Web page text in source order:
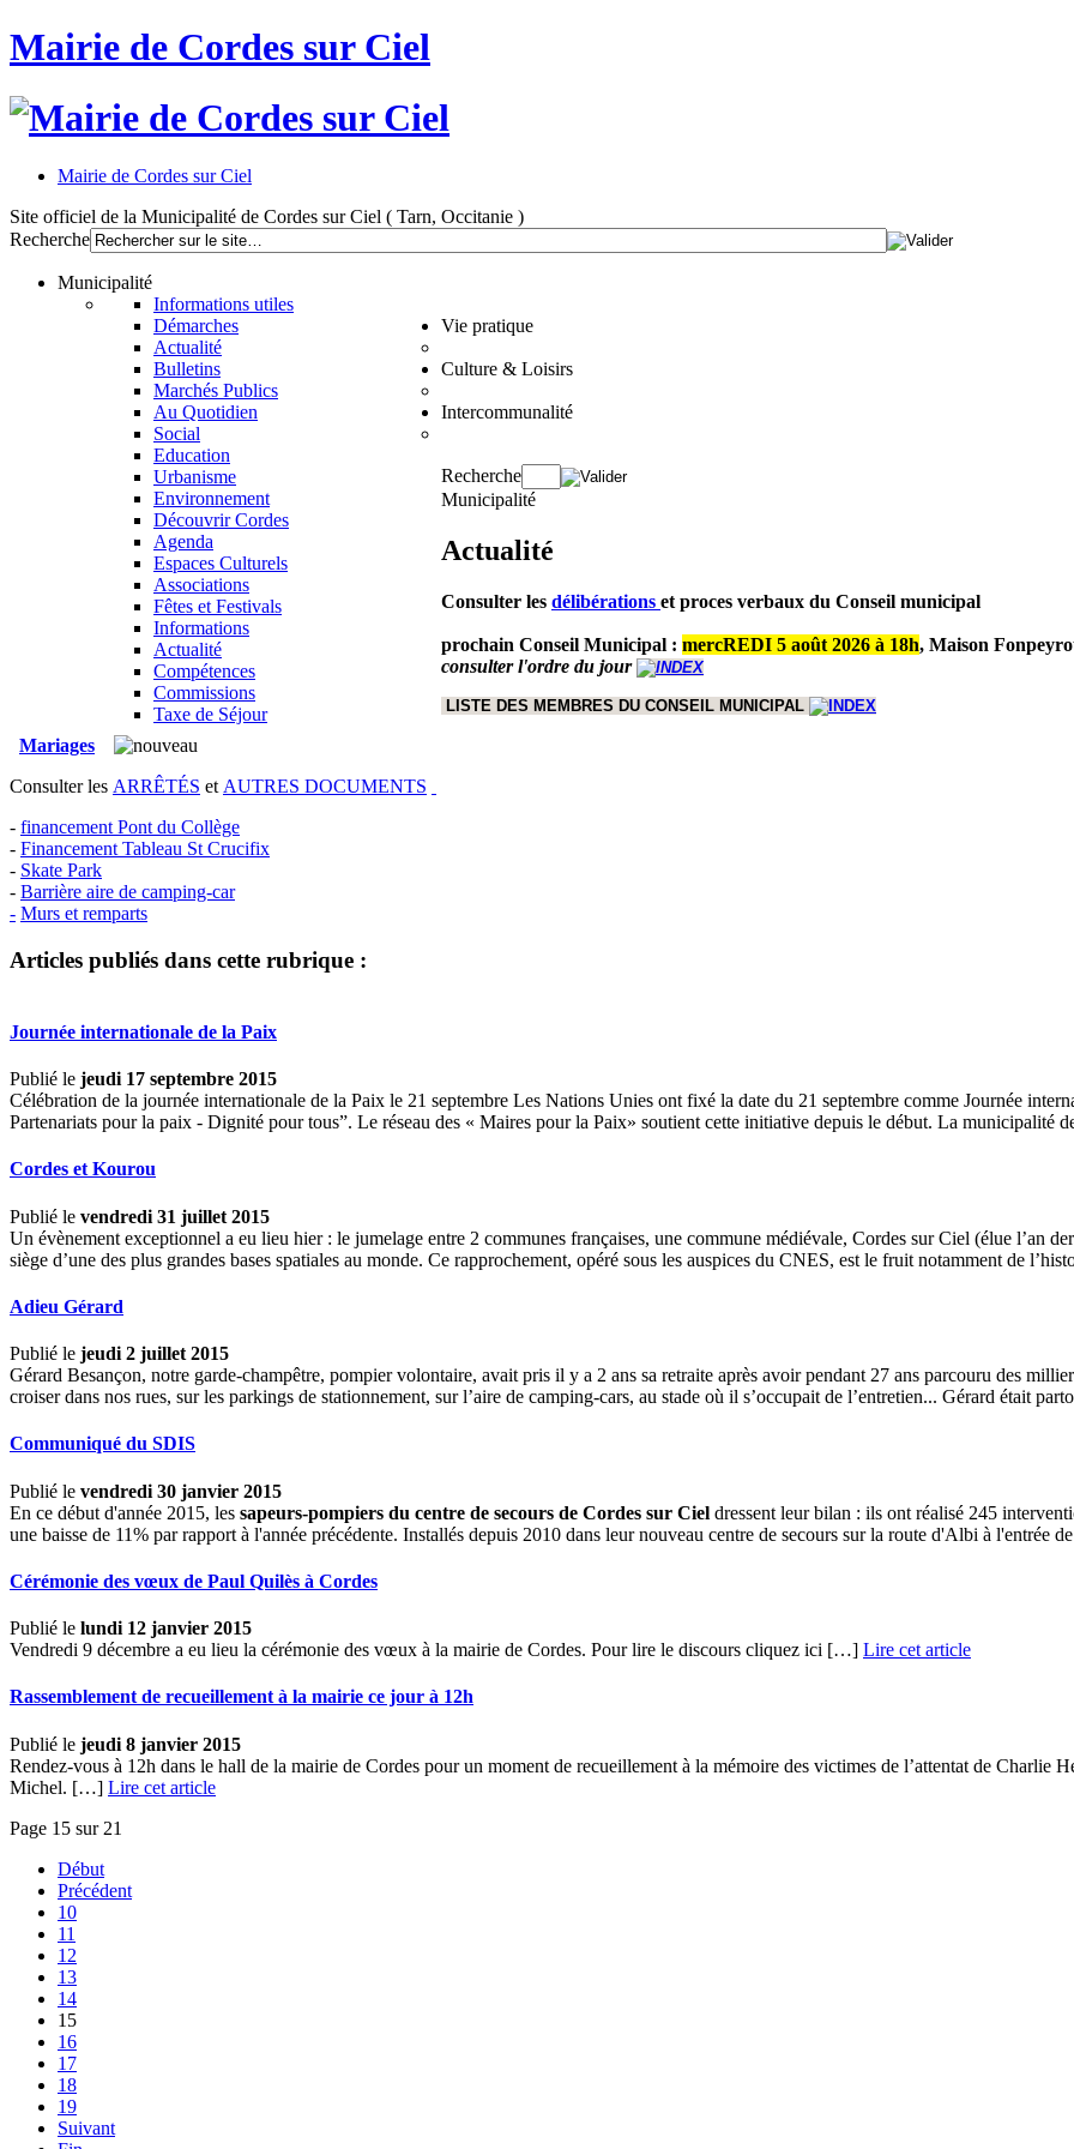
Mairie de Cordes sur Ciel
Mairie de Cordes sur Ciel
Site officiel de la Municipalité de Cordes sur Ciel ( Tarn, Occitanie )
Recherche
Municipalité
Informations utiles
Démarches
Actualité
Bulletins
Marchés Publics
Vie pratique
Au Quotidien
Social
Education
Urbanisme
Environnement
Culture & Loisirs
Découvrir Cordes
Agenda
Espaces Culturels
Associations
Fêtes et Festivals
Intercommunalité
Informations
Actualité
Compétences
Commissions
Taxe de Séjour
Recherche
Municipalité
Actualité
Consulter les délibérations et proces verbaux du Conseil municipal
prochain Conseil Municipal : mercREDI 5 août 2026 à 18h, Maison
consulter l'ordre du jour
LISTE DES MEMBRES DU CONSEIL MUNICIPAL
Mariages
Consulter les ARRÊTÉS et AUTRES DOCUMENTS
- financement Pont du Collège
- Financement Tableau St Crucifix
- Skate Park
- Barrière aire de camping-car
- Murs et remparts
Articles publiés dans cette rubrique :
Journée internationale de la Paix
Publié le jeudi 17 septembre 2015
Célébration de la journée internationale de la Paix le 21 septembre Les Nations Unies ont fixé la date du 21 septembre comme Journée
Partenariats pour la paix - Dignité pour tous”. Le réseau des « Maires pour la Paix» soutient cette initiative depuis le début. La municipalité
Cordes et Kourou
Publié le vendredi 31 juillet 2015
Un évènement exceptionnel a eu lieu hier : le jumelage entre 2 communes françaises, une commune médiévale, Cordes sur Ciel (élue l’an
siège d’une des plus grandes bases spatiales au monde. Ce rapprochement, opéré sous les auspices du CNES, est le fruit notamment de
Adieu Gérard
Publié le jeudi 2 juillet 2015
Gérard Besançon, notre garde-champêtre, pompier volontaire, avait pris il y a 2 ans sa retraite après avoir pendant 27 ans parcouru des
croiser dans nos rues, sur les parkings de stationnement, sur l’aire de camping-cars, au stade où il s’occupait de l’entretien... Gérard était
Communiqué du SDIS
Publié le vendredi 30 janvier 2015
En ce début d'année 2015, les sapeurs-pompiers du centre de secours de Cordes sur Ciel dressent leur bilan : ils ont réalisé 245
une baisse de 11% par rapport à l'année précédente. Installés depuis 2010 dans leur nouveau centre de secours sur la route d'Albi à l'entrée
Cérémonie des vœux de Paul Quilès à Cordes
Publié le lundi 12 janvier 2015
Vendredi 9 décembre a eu lieu la cérémonie des vœux à la mairie de Cordes. Pour lire le discours cliquez ici […] Lire cet article
Rassemblement de recueillement à la mairie ce jour à 12h
Publié le jeudi 8 janvier 2015
Rendez-vous à 12h dans le hall de la mairie de Cordes pour un moment de recueillement à la mémoire des victimes de l’attentat de Charlie
Michel. […] Lire cet article
Page 15 sur 21
Début
Précédent
10
11
12
13
14
15
16
17
18
19
Suivant